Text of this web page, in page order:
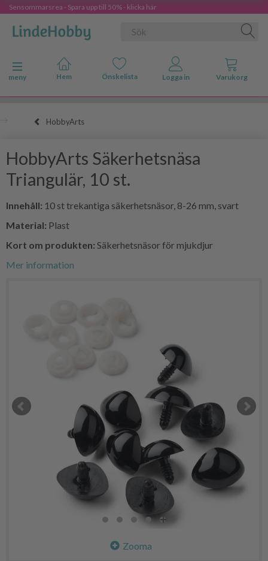
Sensommarsrea - Spara upp till 50% - klicka här
Ändra navigering
meny
HobbyArts
HobbyArts Säkerhetsnäsa
Triangulär, 10 st.
Innehåll: 10 st trekantiga säkerhetsnäsor, 8-26 mm, svart
Material: Plast
Kort om produkten: Säkerhetsnäsor för mjukdjur
Mer information
Zooma